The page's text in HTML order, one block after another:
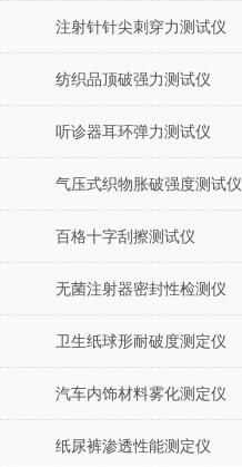
注射针针尖刺穿力测试仪
纺织品顶破强力测试仪
听诊器耳环弹力测试仪
气压式织物胀破强度测试仪
百格十字刮擦测试仪
无菌注射器密封性检测仪
卫生纸球形耐破度测定仪
汽车内饰材料雾化测定仪
纸尿裤渗透性能测定仪